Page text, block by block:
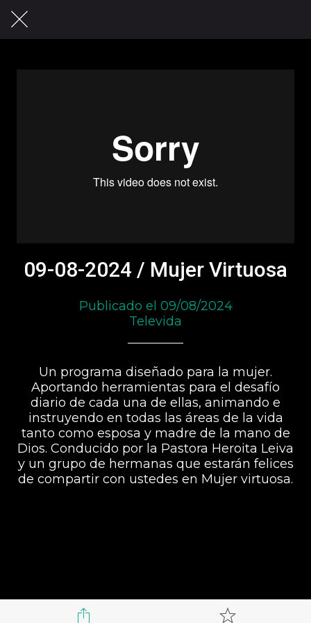
09-08-2024 / Mujer Virtuosa
Publicado el 09/08/2024
Televida
Un programa diseñado para la mujer.
Aportando herramientas para el desafío
diario de cada una de ellas, animando e
instruyendo en todas las áreas de la vida
tanto como esposa y madre de la mano de
Dios. Conducido por la Pastora Heroita Leiva
y un grupo de hermanas que estarán felices
de compartir con ustedes en Mujer virtuosa.